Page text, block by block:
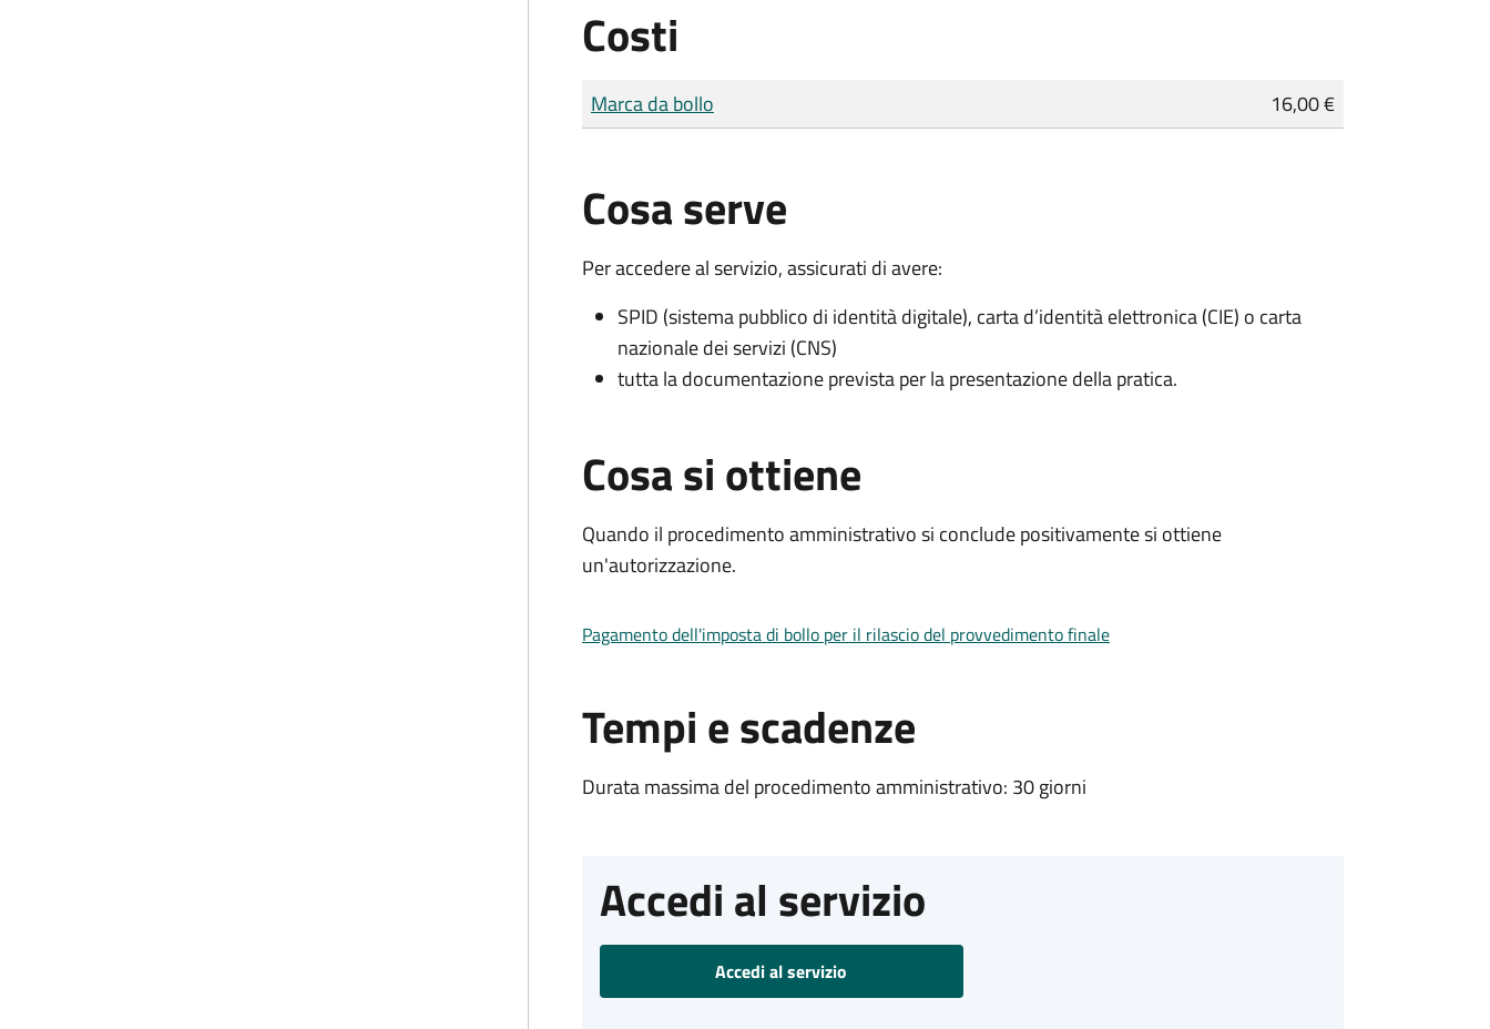
Costi
Tipo di pagamento
Importo
Marca da bollo 16,00 €
Cosa serve
Per accedere al servizio, assicurati di avere:
SPID (sistema pubblico di identità digitale), carta d’identità elettronica (CIE) o carta
nazionale dei servizi (CNS)
tutta la documentazione prevista per la presentazione della pratica.
Cosa si ottiene
Quando il procedimento amministrativo si conclude positivamente si ottiene
un'autorizzazione.
Pagamento dell'imposta di bollo per il rilascio del provvedimento finale
Tempi e scadenze
Durata massima del procedimento amministrativo: 30 giorni
Accedi al servizio
Accedi al servizio